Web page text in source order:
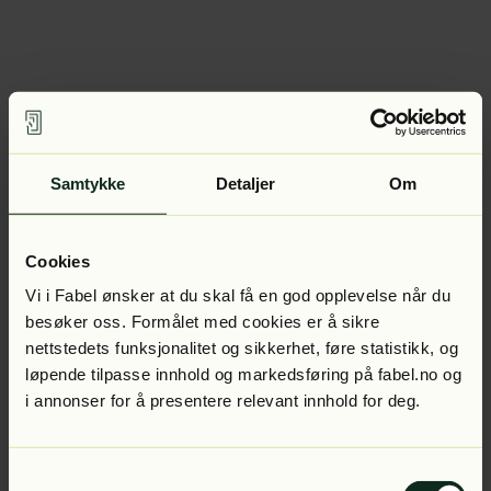
Samtykke Detaljer Om
Cookies
Vi i Fabel ønsker at du skal få en god opplevelse når du
besøker oss. Formålet med cookies er å sikre
nettstedets funksjonalitet og sikkerhet, føre statistikk, og
løpende tilpasse innhold og markedsføring på fabel.no og
i annonser for å presentere relevant innhold for deg.